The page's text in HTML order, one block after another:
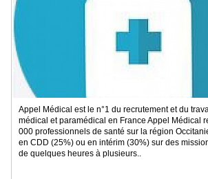
Appel Médical est le n°1 du recrutement et du
médical et paramédical en France Appel Médical
000 professionnels de santé sur la région
en CDD (25%) ou en intérim (30%) sur des
de quelques heures à plusieurs..